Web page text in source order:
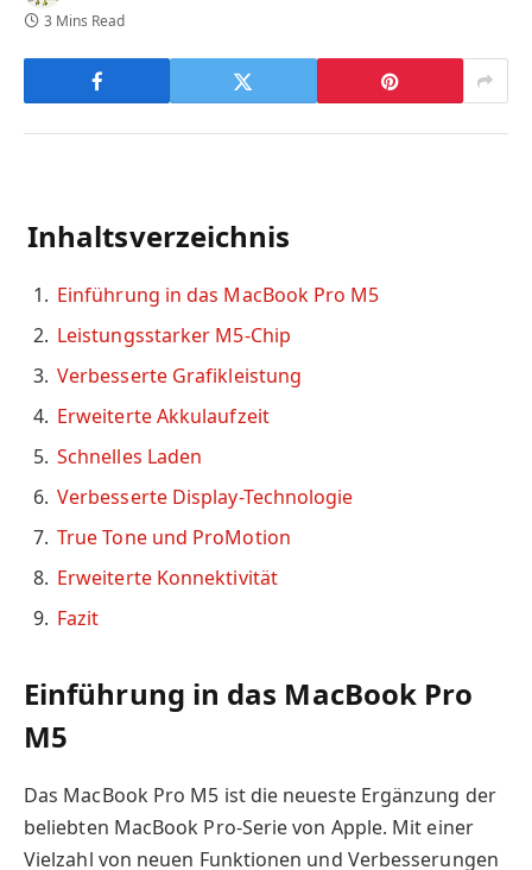
3 Mins Read
Inhaltsverzeichnis
Einführung in das MacBook Pro M5
Leistungsstarker M5-Chip
Verbesserte Grafikleistung
Erweiterte Akkulaufzeit
Schnelles Laden
Verbesserte Display-Technologie
True Tone und ProMotion
Erweiterte Konnektivität
Fazit
Einführung in das MacBook Pro
M5
Das MacBook Pro M5 ist die neueste Ergänzung der
beliebten MacBook Pro-Serie von Apple. Mit einer
Vielzahl von neuen Funktionen und Verbesserungen